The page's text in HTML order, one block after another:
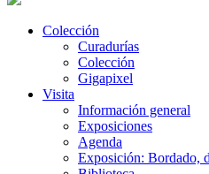
Colección
Curadurías
Colección
Gigapixel
Visita
Información general
Exposiciones
Agenda
Exposición: Bordado,